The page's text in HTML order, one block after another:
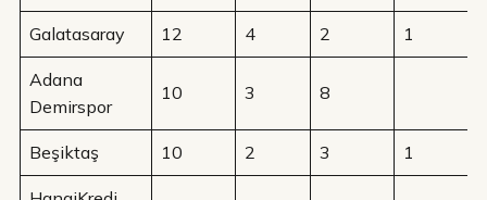
Galatasaray 12 4 2 1
Adana
Demirspor
10 3 8
Beşiktaş 10 2 3 1